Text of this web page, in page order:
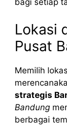
bagi setiap
Lokasi
Pusat
Memilih
strategis
Bandung
berbagai